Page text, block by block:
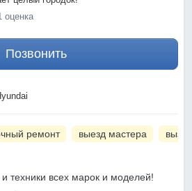
оценка
Позвонить
ремонт выезд мастера
техники всех марок и моделей!